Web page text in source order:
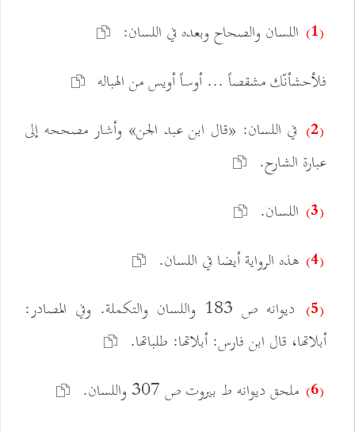
(1)
اللسان والصحاح وبعده في اللسان:
فلأحشأنّك مشقصاً ... أوساً أويس من الهباله
(2)
في اللسان: «قال ابن عبد الجن» وأشار مصححه إلى
عبارة الشارح.
(3) اللسان.
(4) هذه الرواية أيضا في اللسان.
(5)
ديوانه ص 183 واللسان والتكملة. وفي المصادر:
أبلاتها، قال ابن فارس: أبلاتها: طلباتها.
(6) ملحق ديوانه ط بيروت ص 307 واللسان.